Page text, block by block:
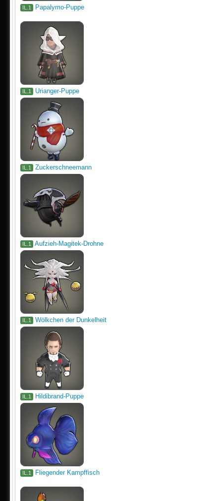
IL.1 Papalymo-Puppe
IL.1 Urianger-Puppe
IL.1 Zuckerschneemann
IL.1 Aufzieh-Magitek-Drohne
IL.1 Wölkchen der Dunkelheit
IL.1 Hildibrand-Puppe
IL.1 Fliegender Kampffisch